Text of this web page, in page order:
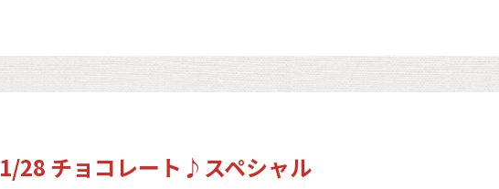
1/28 チョコレート♪スペシャル